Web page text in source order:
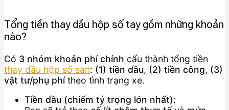
Tổng tiền thay dầu hộp số tay gồm những khoản
nào?
Có 3 nhóm khoản phí chính cấu thành tổng tiền
thay dầu hộp số sàn: (1) tiền dầu, (2) tiền công, (3)
vật tư/phụ phítheo tình trạng xe.
Tiền dầu (chiếm tỷ trọng lớn nhất):